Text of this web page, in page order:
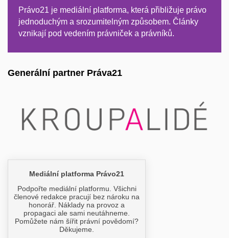
Právo21 je mediální platforma, která přibližuje právo
jednoduchým a srozumitelným způsobem. Články
vznikají pod vedením právniček a právníků.
Generální partner Práva21